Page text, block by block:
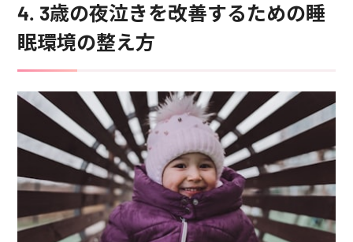
4. 3歳の夜泣きを改善するための睡
眠環境の整え方